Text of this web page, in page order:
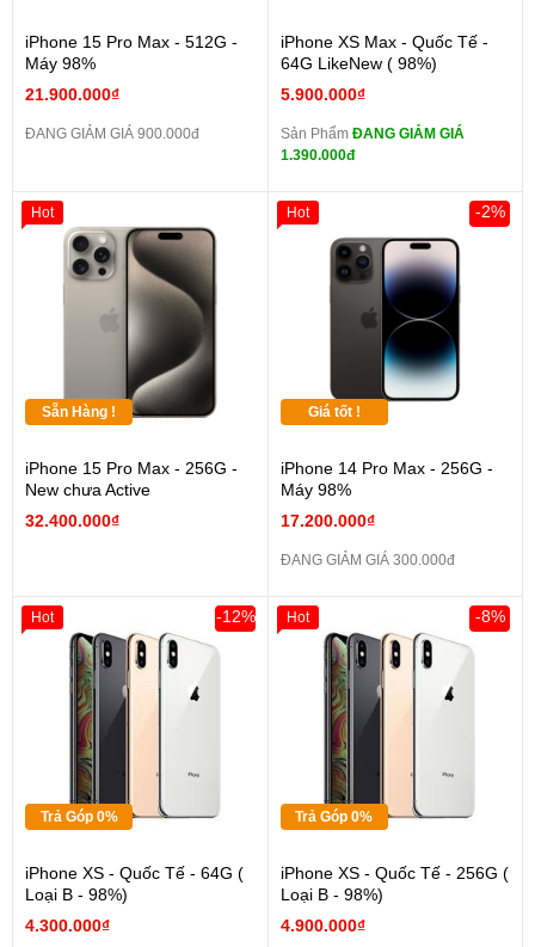
iPhone 15 Pro Max - 512G -
Máy 98%
21.900.000₫
ĐANG GIẢM GIÁ 900.000đ
iPhone XS Max - Quốc Tế -
64G LikeNew ( 98%)
5.900.000₫
Sản Phẩm ĐANG GIẢM GIÁ
1.390.000đ
Sẵn Hàng !
iPhone 15 Pro Max - 256G -
New chưa Active
32.400.000₫
Hot
Giá tốt !
iPhone 14 Pro Max - 256G -
Máy 98%
17.200.000₫
-2%
ĐANG GIẢM GIÁ 300.000đ
Hot
Trả Góp 0%
iPhone XS - Quốc Tế - 64G (
Loại B - 98%)
4.300.000₫
-12%
Hot
Trả Góp 0%
iPhone XS - Quốc Tế - 256G (
Loại B - 98%)
4.900.000₫
-8%
Hot